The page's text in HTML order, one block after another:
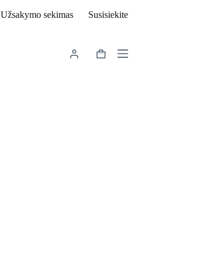
Užsakymo sekimas Susisiekite
Shopping